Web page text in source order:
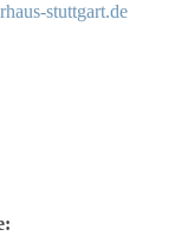
stuttgart.de